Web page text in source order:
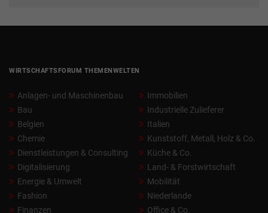
WIRTSCHAFTSFORUM THEMENWELTEN
Anlagen- und Maschinenbau
Bau
Belgien
Chemie
Dienstleistungen & Consulting
Digitalisierung
Energie & Umwelt
Fashion
Finanzen
Immobilien
Industrielle Zulieferer
Italien
Kunststoff, Metall, Holz & Co.
Küche & Co.
Land- & Forstwirtschaft
Mobilität
Niederlande
Office & Co.